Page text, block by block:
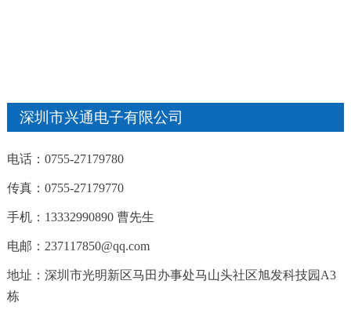
深圳市兴通电子有限公司
电话：0755-27179780
传真：0755-27179770
手机：13332990890 曹先生
电邮：237117850@qq.com
地址：深圳市光明新区马田办事处马山头社区旭发科技园A3
栋